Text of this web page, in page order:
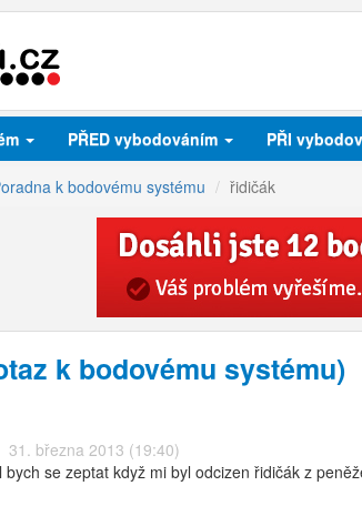
PŘED vybodováním PŘI
k bodovému systému řidičák
k bodovému systému)
31. března 2013 (19:40)
se zeptat když mi byl odcizen řidičák z